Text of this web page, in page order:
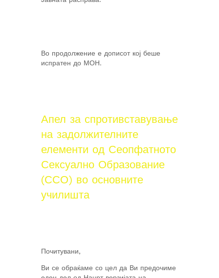
Во продолжение е дописот кој беше
испратен до МОН.
Апел за спротивставување
на задолжителните
елементи од Сеопфатното
Сексуално Образование
(ССО) во основните
училишта
Почитувани,
Ви се обраќаме со цел да Ви предочиме